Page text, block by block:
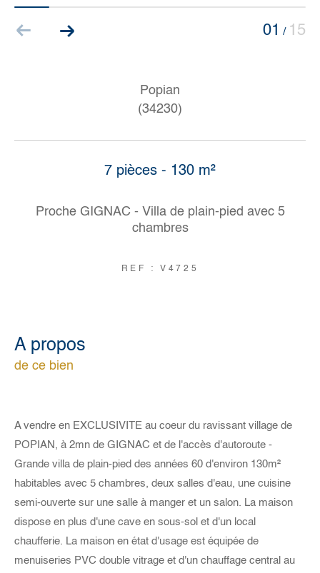
01 / 15
Popian
(34230)
7 pièces - 130 m²
Proche GIGNAC - Villa de plain-pied avec 5
chambres
REF : V4725
a propos
de ce bien
A vendre en EXCLUSIVITE au coeur du ravissant village de
POPIAN, à 2mn de GIGNAC et de l'accès d'autoroute -
Grande villa de plain-pied des années 60 d'environ 130m²
habitables avec 5 chambres, deux salles d'eau, une cuisine
semi-ouverte sur une salle à manger et un salon. La maison
dispose en plus d'une cave en sous-sol et d'un local
chaufferie. La maison en état d'usage est équipée de
menuiseries PVC double vitrage et d'un chauffage central au